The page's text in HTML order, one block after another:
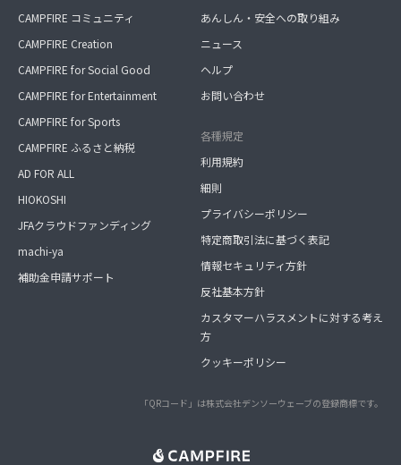
CAMPFIRE コミュニティ
CAMPFIRE Creation
CAMPFIRE for Social Good
CAMPFIRE for Entertainment
CAMPFIRE for Sports
CAMPFIRE ふるさと納税
AD FOR ALL
HIOKOSHI
JFAクラウドファンディング
machi-ya
補助金申請サポート
あんしん・安全への取り組み
ニュース
ヘルプ
お問い合わせ
各種規定
利用規約
細則
プライバシーポリシー
特定商取引法に基づく表記
情報セキュリティ方針
反社基本方針
カスタマーハラスメントに対する考え
方
クッキーポリシー
「QRコード」は株式会社デンソーウェーブの登録商標です。